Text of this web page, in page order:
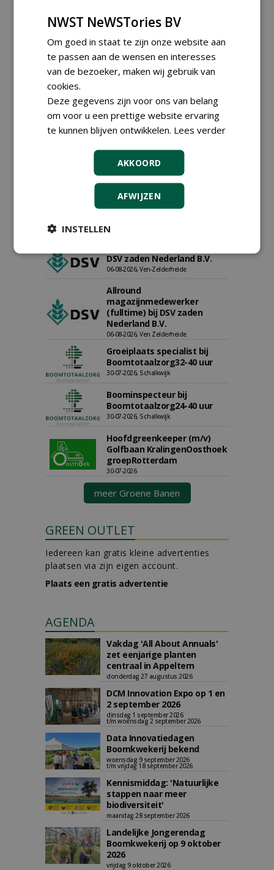
Ontwikkeling bij Diamant
groep Groen Xtra
30-07-2026
Van Wamel (fulltime)
12-06-2026, Dreumel
Proefveldmedewerker/
Chauffeur
landbouwmachines bij DSV
06-08-2026, Ven-Zelderheide
DSV zaden Nederland B.V.
06-08-2026, Ven-Zelderheide
Allround
magazijnmedewerker
(fulltime) bij DSV zaden
Nederland B.V.
06-08-2026, Ven Zelderheide
Groeiplaats specialist bij
Boomtotaalzorg32-40 uur
30-07-2026, Schalkwijk
Boominspecteur bij
Boomtotaalzorg24-40 uur
30-07-2026, Schalkwijk
Hoofdgreenkeeper (m/v)
Golfbaan KralingenOosthoek
groepRotterdam
30-07-2026
meer Groene Banen
GREEN OUTLET
Iedereen kan gratis kleine advertenties
plaatsen via zijn eigen account.
Plaats een gratis advertentie
AGENDA
Vakdag 'All About Annuals'
zet eenjarige planten
centraal in Appeltern
donderdag 27 augustus 2026
DCM Innovation Expo op 1 en
2 september 2026
dinsdag 1 september 2026
t/m woensdag 2 september 2026
Data Innovatiedagen
Boomkwekerij bekend
woensdag 9 september 2026
t/m vrijdag 18 september 2026
Kennismiddag: 'Natuurlijke
stappen naar meer
biodiversiteit'
maandag 28 september 2026
Landelijke Jongerendag
Boomkwekerij op 9 oktober
2026
vrijdag 9 oktober 2026
NWST NeWSTories BV
Om goed in staat te zijn onze website aan
te passen aan de wensen en interesses
van de bezoeker, maken wij gebruik van
cookies.
Deze gegevens zijn voor ons van belang
om voor u een prettige website ervaring
te kunnen blijven ontwikkelen. Lees verder
AKKOORD
AFWIJZEN
INSTELLEN